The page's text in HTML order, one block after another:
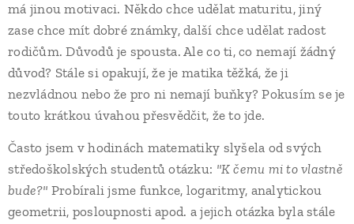
má jinou motivaci. Někdo chce udělat maturitu, jiný
zase chce mít dobré známky, další chce udělat radost
rodičům. Důvodů je spousta. Ale co ti, co nemají žádný
důvod? Stále si opakují, že je matika těžká, že ji
nezvládnou nebo že pro ni nemají buňky? Pokusím se je
touto krátkou úvahou přesvědčit, že to jde.
Často jsem v hodinách matematiky slyšela od svých
středoškolských studentů otázku: "K čemu mi to vlastně
bude?" Probírali jsme funkce, logaritmy, analytickou
geometrii, posloupnosti apod. a jejich otázka byla stále